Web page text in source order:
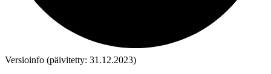
Versioinfo (päivitetty: 31.12.2023)